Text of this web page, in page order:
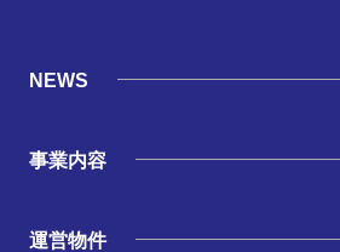
NEWS
事業内容
運営物件